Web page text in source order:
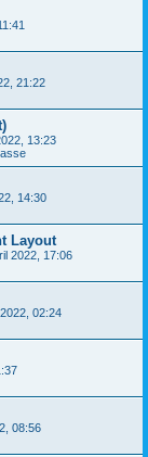
21:22
13:23
14:30
Layout
2022, 17:06
02:24
08:56